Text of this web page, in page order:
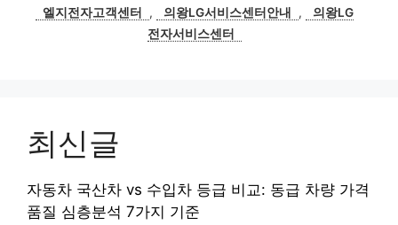
엘지전자고객센터
, 의왕LG서비스센터안내 ,
의왕LG
전자서비스센터
최신글
자동차 국산차 vs 수입차 등급 비교: 동급 차량 가격
품질 심층분석 7가지 기준